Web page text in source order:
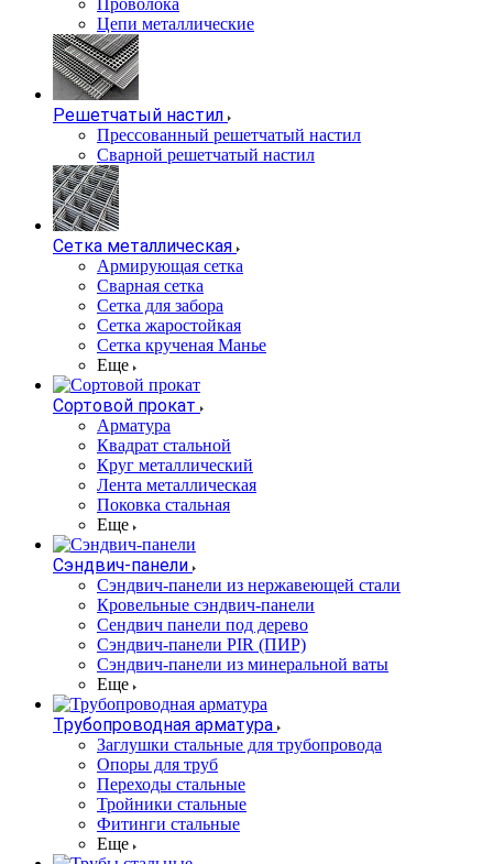
Проволока
Цепи металлические
Решетчатый настил
Прессованный решетчатый настил
Сварной решетчатый настил
Сетка металлическая
Армирующая сетка
Сварная сетка
Сетка для забора
Сетка жаростойкая
Сетка крученая Манье
Еще
Сортовой прокат
Арматура
Квадрат стальной
Круг металлический
Лента металлическая
Поковка стальная
Еще
Сэндвич-панели
Cэндвич-панели из нержавеющей стали
Кровельные сэндвич-панели
Сендвич панели под дерево
Сэндвич-панели PIR (ПИР)
Сэндвич-панели из минеральной ваты
Еще
Трубопроводная арматура
Заглушки стальные для трубопровода
Опоры для труб
Переходы стальные
Тройники стальные
Фитинги стальные
Еще